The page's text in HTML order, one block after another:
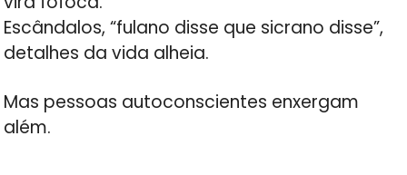
Escândalos, “fulano disse que sicrano disse”,
detalhes da vida alheia.
Mas pessoas autoconscientes enxergam
além.